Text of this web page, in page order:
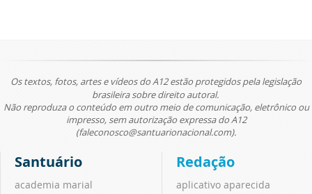
Os textos, fotos, artes e vídeos do A12 estão protegidos pela legislação
brasileira sobre direito autoral.
Não reproduza o conteúdo em outro meio de comunicação, eletrônico ou
impresso, sem autorização expressa do A12
(faleconosco@santuarionacional.com).
Santuário
academia marial
Redação
aplicativo aparecida